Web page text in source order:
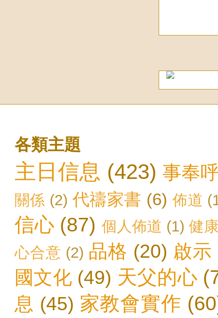
各類主題
主日信息 (423) 事奉
關係 (2) 代禱家書 (6) 佈道
信心 (87) 個人佈道 (1) 健
心合意 (2) 品格 (20) 啟示
國文化 (49) 天父的心
息 (45) 家教會實作